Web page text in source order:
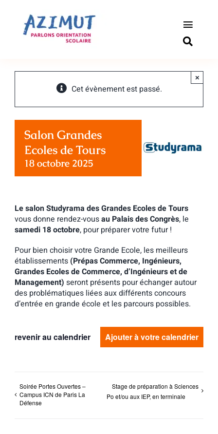
contenu
Toggle
Outils
Cet évènement est passé.
×
Salon Grandes
Ecoles de Tours
18 octobre 2025
Le salon Studyrama des Grandes Ecoles de Tours
vous donne rendez-vousau Palais des Congrès, le
samedi 18 octobre, pour préparer votre futur !
Pour bien choisir votre Grande Ecole, les meilleurs
établissements (Prépas Commerce, Ingénieurs,
Grandes Ecoles de Commerce, d’Ingénieurs et de
Management) seront présents pour échanger autour
des problématiques liées aux différents concours
d’entrée en grande école et les parcours possibles.
revenir au calendrier Ajouter à votre calendrier
Soirée Portes Ouvertes –
Campus ICN de Paris La
Défense
Stage de préparation à Sciences
Po et/ou aux IEP, en terminale